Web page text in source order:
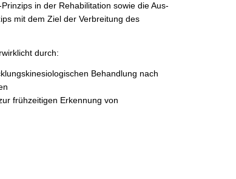
in der Rehabilitation sowie die Aus-
mit dem Ziel der Verbreitung des
durch:
Behandlung nach
frühzeitigen Erkennung von